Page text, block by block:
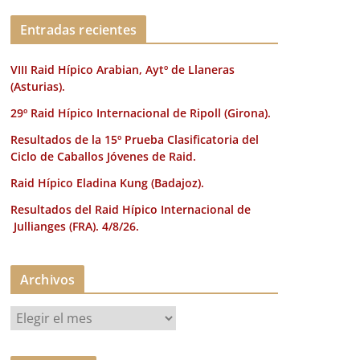
Entradas recientes
VIII Raid Hípico Arabian, Aytº de Llaneras
(Asturias).
29º Raid Hípico Internacional de Ripoll (Girona).
Resultados de la 15º Prueba Clasificatoria del
Ciclo de Caballos Jóvenes de Raid.
Raid Hípico Eladina Kung (Badajoz).
Resultados del Raid Hípico Internacional de
Jullianges (FRA). 4/8/26.
Archivos
r
c